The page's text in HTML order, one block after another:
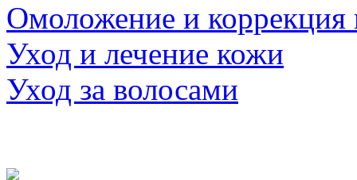
Омоложение и коррекция
Уход и лечение кожи
Уход за волосами